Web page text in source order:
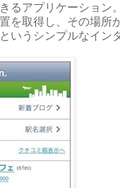
るアプリケーション
を取得し、その場所
いうシンプルなイン